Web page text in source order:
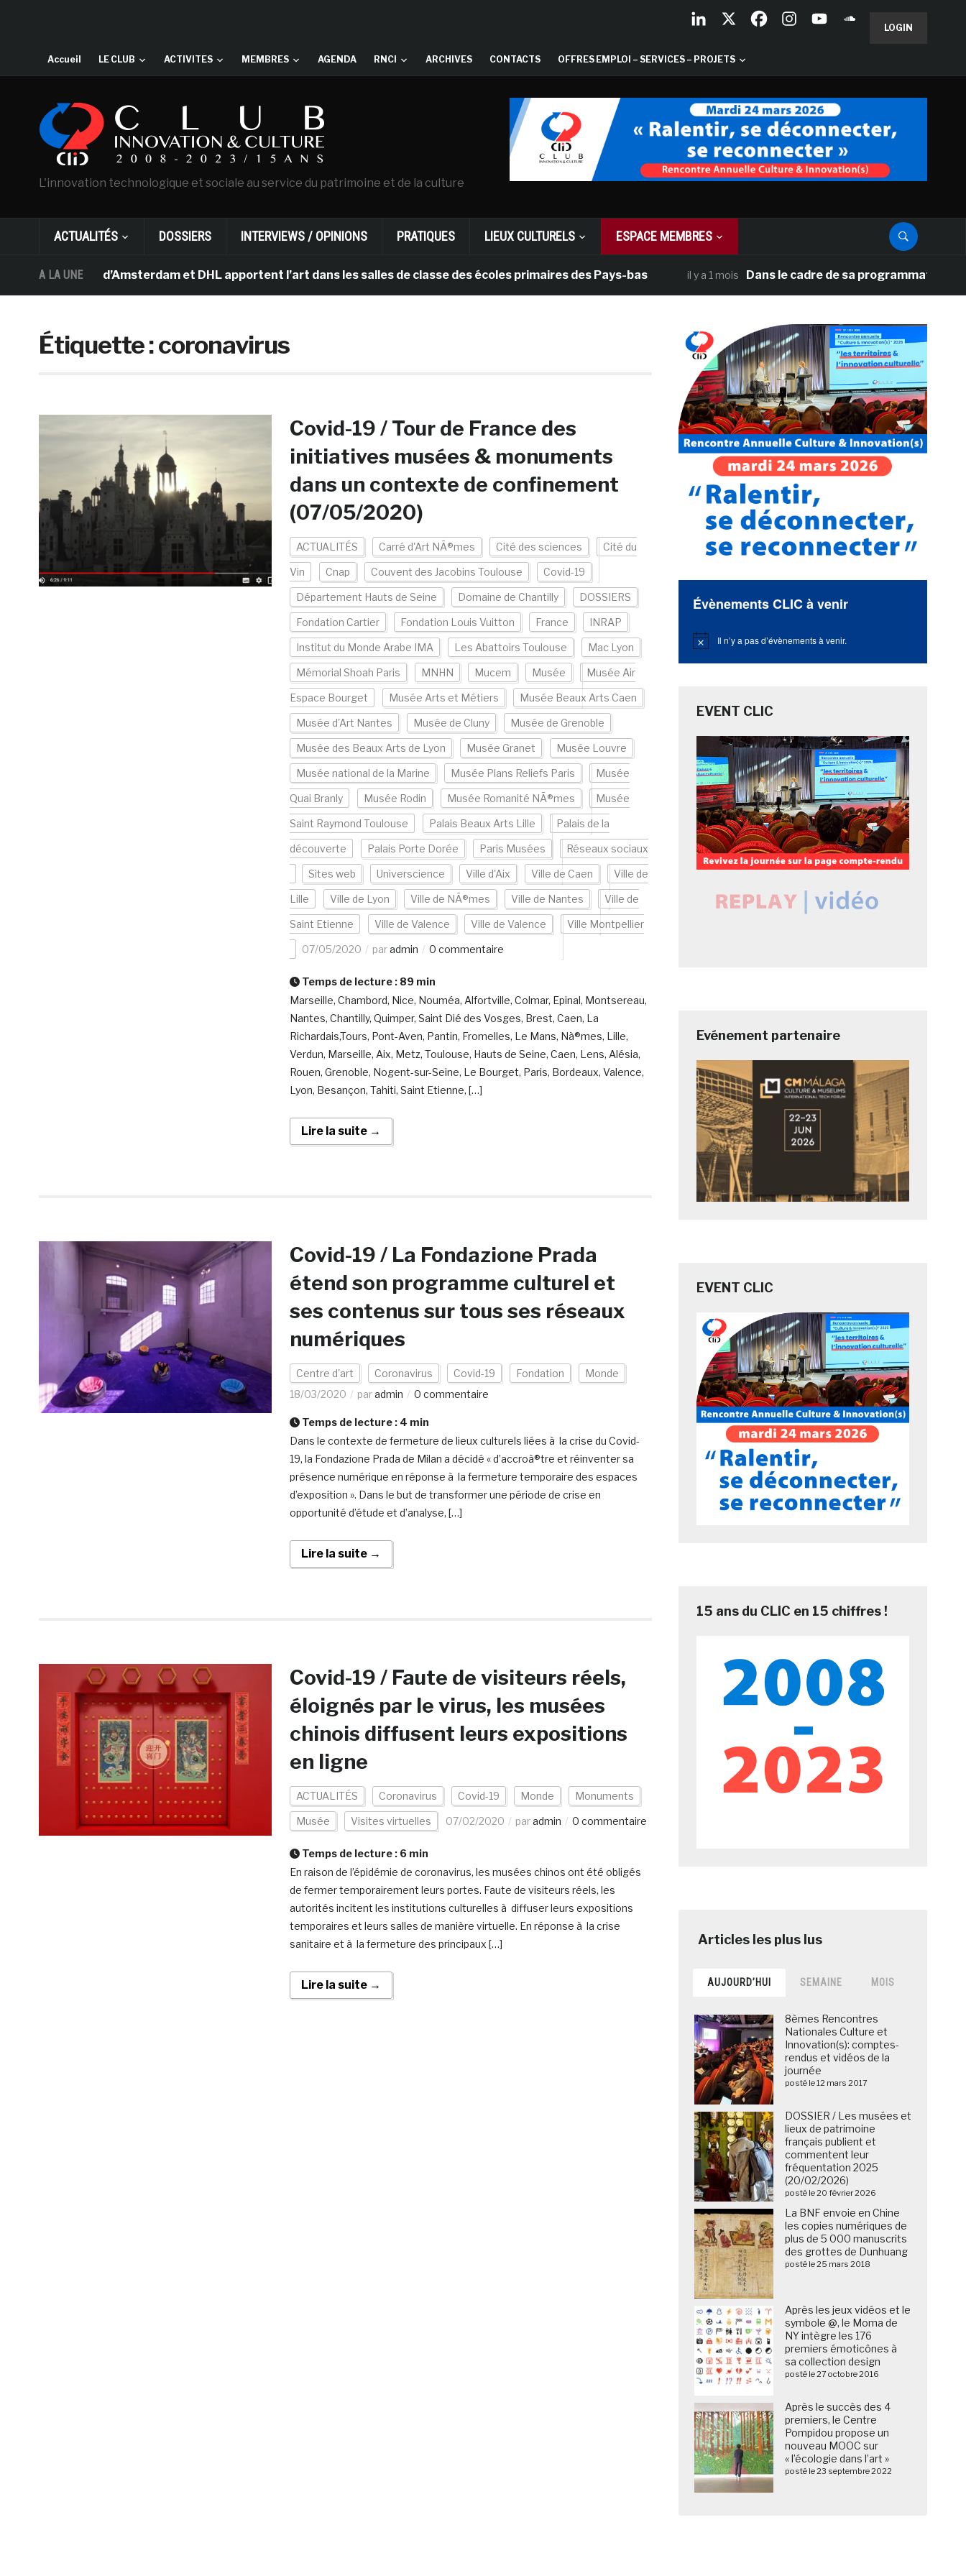
LOGIN
Accueil LE CLUB ACTIVITES MEMBRES AGENDA RNCI ARCHIVES CONTACTS OFFRES EMPLOI – SERVICES – PROJETS
L'innovation technologique et sociale au service du patrimoine et de la culture
ACTUALITÉS DOSSIERS INTERVIEWS / OPINIONS PRATIQUES LIEUX CULTURELS ESPACE MEMBRES
A LA UNE
Van Gogh d’Amsterdam et DHL apportent l’art dans les salles de classe des écoles primaires des Pays-bas il y a 1 mois Dans le cadre de sa programmation
Étiquette :coronavirus
Covid-19 / Tour de France des
initiatives musées & monuments
dans un contexte de confinement
(07/05/2020)
ACTUALITÉS Carré d'Art NÃ®mes Cité des sciences Cité du
Vin Cnap Couvent des Jacobins Toulouse Covid-19
Département Hauts de Seine Domaine de Chantilly DOSSIERS
Fondation Cartier Fondation Louis Vuitton France INRAP
Institut du Monde Arabe IMA Les Abattoirs Toulouse Mac Lyon
Mémorial Shoah Paris MNHN Mucem Musée Musée Air
Espace Bourget Musée Arts et Métiers Musée Beaux Arts Caen
Musée d'Art Nantes Musée de Cluny Musée de Grenoble
Musée des Beaux Arts de Lyon Musée Granet Musée Louvre
Musée national de la Marine Musée Plans Reliefs Paris Musée
Quai Branly Musée Rodin Musée Romanité NÃ®mes Musée
Saint Raymond Toulouse Palais Beaux Arts Lille Palais de la
découverte Palais Porte Dorée Paris Musées Réseaux sociaux
Sites web Universcience Ville d'Aix Ville de Caen Ville de
Lille Ville de Lyon Ville de NÃ®mes Ville de Nantes Ville de
Saint Etienne Ville de Valence Ville de Valence Ville Montpellier
07/05/2020 paradmin 0 commentaire
Temps de lecture : 89 min
Marseille, Chambord, Nice, Nouméa, Alfortville, Colmar, Epinal, Montsereau,
Nantes, Chantilly, Quimper, Saint Dié des Vosges, Brest, Caen, La
Richardais,Tours, Pont-Aven, Pantin, Fromelles, Le Mans, Nà®mes, Lille,
Verdun, Marseille, Aix, Metz, Toulouse, Hauts de Seine, Caen, Lens, Alésia,
Rouen, Grenoble, Nogent-sur-Seine, Le Bourget, Paris, Bordeaux, Valence,
Lyon, Besançon, Tahiti, Saint Etienne, […]
Lire la suite →
Covid-19 / La Fondazione Prada
étend son programme culturel et
ses contenus sur tous ses réseaux
numériques
Centre d'art Coronavirus Covid-19 Fondation
Monde
18/03/2020
paradmin 0 commentaire
Temps de lecture : 4 min
Dans le contexte de fermeture de lieux culturels liées à la crise du Covid-
19, la Fondazione Prada de Milan a décidé « d’accroà®tre et réinventer sa
présence numérique en réponse à la fermeture temporaire des espaces
d’exposition ». Dans le but de transformer une période de crise en
opportunité d’étude et d’analyse, […]
Lire la suite →
Covid-19 / Faute de visiteurs réels,
éloignés par le virus, les musées
chinois diffusent leurs expositions
en ligne
ACTUALITÉS Coronavirus Covid-19 Monde Monuments
Musée Visites virtuelles 07/02/2020 paradmin 0 commentaire
Temps de lecture : 6 min
En raison de l’épidémie de coronavirus, les musées chinos ont été obligés
de fermer temporairement leurs portes. Faute de visiteurs réels, les
autorités incitent les institutions culturelles à diffuser leurs expositions
temporaires et leurs salles de manière virtuelle. En réponse à la crise
sanitaire et à la fermeture des principaux […]
Lire la suite →
Évènements CLIC à venir
Notice Il n’y a pas d’évènements à venir.
EVENT CLIC
Evénement partenaire
EVENT CLIC
15 ans du CLIC en 15 chiffres !
AUJOURD’HUI SEMAINE MOIS
8èmes Rencontres
Nationales Culture et
Innovation(s): comptes-
rendus et vidéos de la
journée
posté le 12 mars 2017
DOSSIER / Les musées et
lieux de patrimoine
français publient et
commentent leur
fréquentation 2025
(20/02/2026)
posté le 20 février 2026
La BNF envoie en Chine
les copies numériques de
plus de 5 000 manuscrits
des grottes de Dunhuang
posté le 25 mars 2018
Après les jeux vidéos et le
symbole @, le Moma de
NY intègre les 176
premiers émoticônes à
sa collection design
posté le 27 octobre 2016
Après le succès des 4
premiers, le Centre
Pompidou propose un
nouveau MOOC sur
« l’écologie dans l’art »
posté le 23 septembre 2022